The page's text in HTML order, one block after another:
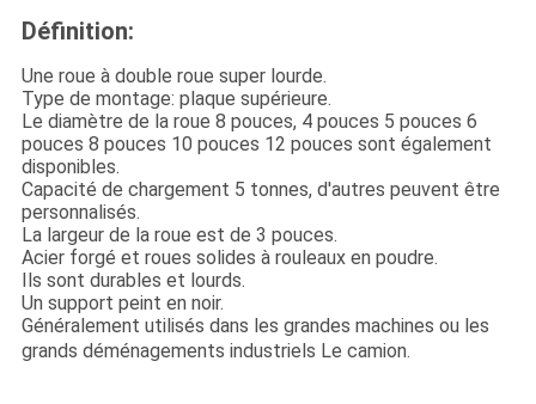
Définition:
Une roue à double roue super lourde.
Type de montage: plaque supérieure.
Le diamètre de la roue 8 pouces, 4 pouces 5 pouces 6
pouces 8 pouces 10 pouces 12 pouces sont également
disponibles.
Capacité de chargement 5 tonnes, d'autres peuvent être
personnalisés.
La largeur de la roue est de 3 pouces.
Acier forgé et roues solides à rouleaux en poudre.
Ils sont durables et lourds.
Un support peint en noir.
Généralement utilisés dans les grandes machines ou les
grands déménagements industriels Le camion.